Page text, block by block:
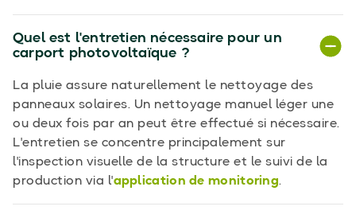
Quel est l'entretien nécessaire pour un
carport photovoltaïque ?
La pluie assure naturellement le nettoyage des
panneaux solaires. Un nettoyage manuel léger une
ou deux fois par an peut être effectué si nécessaire.
L'entretien se concentre principalement sur
l'inspection visuelle de la structure et le suivi de la
production via l'application de monitoring.